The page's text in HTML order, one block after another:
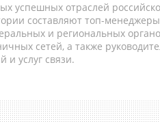
успешных отраслей
составляют топ-
и региональных
сетей, а также
и услуг связи.